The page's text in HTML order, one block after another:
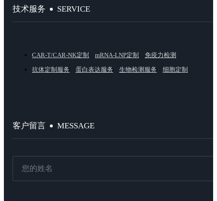
技术服务 SERVICE
CAR-T/CAR-NK定制 mRNA-LNP定制
免疫力检测
抗体定制服务
蛋白表达服务 生物检测服务 细胞定制
客户留言 MESSAGE